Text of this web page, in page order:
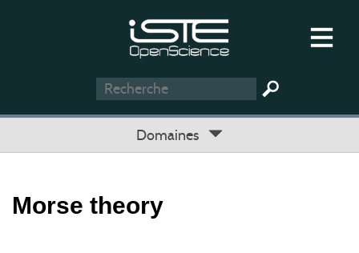
Domaines
Morse theory